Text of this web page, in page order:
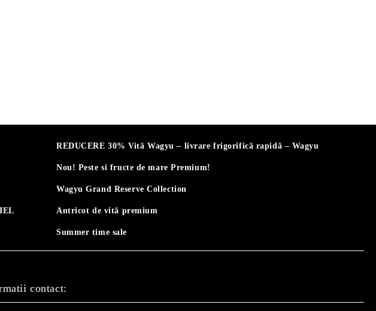
REDUCERE 30% Vită Wagyu – livrare frigorifică rapidă – Wagyu
Nou! Peste si fructe de mare Premium!
Wagyu Grand Reserve Collection
Antricot de vită premium
Summer time sale
contact: